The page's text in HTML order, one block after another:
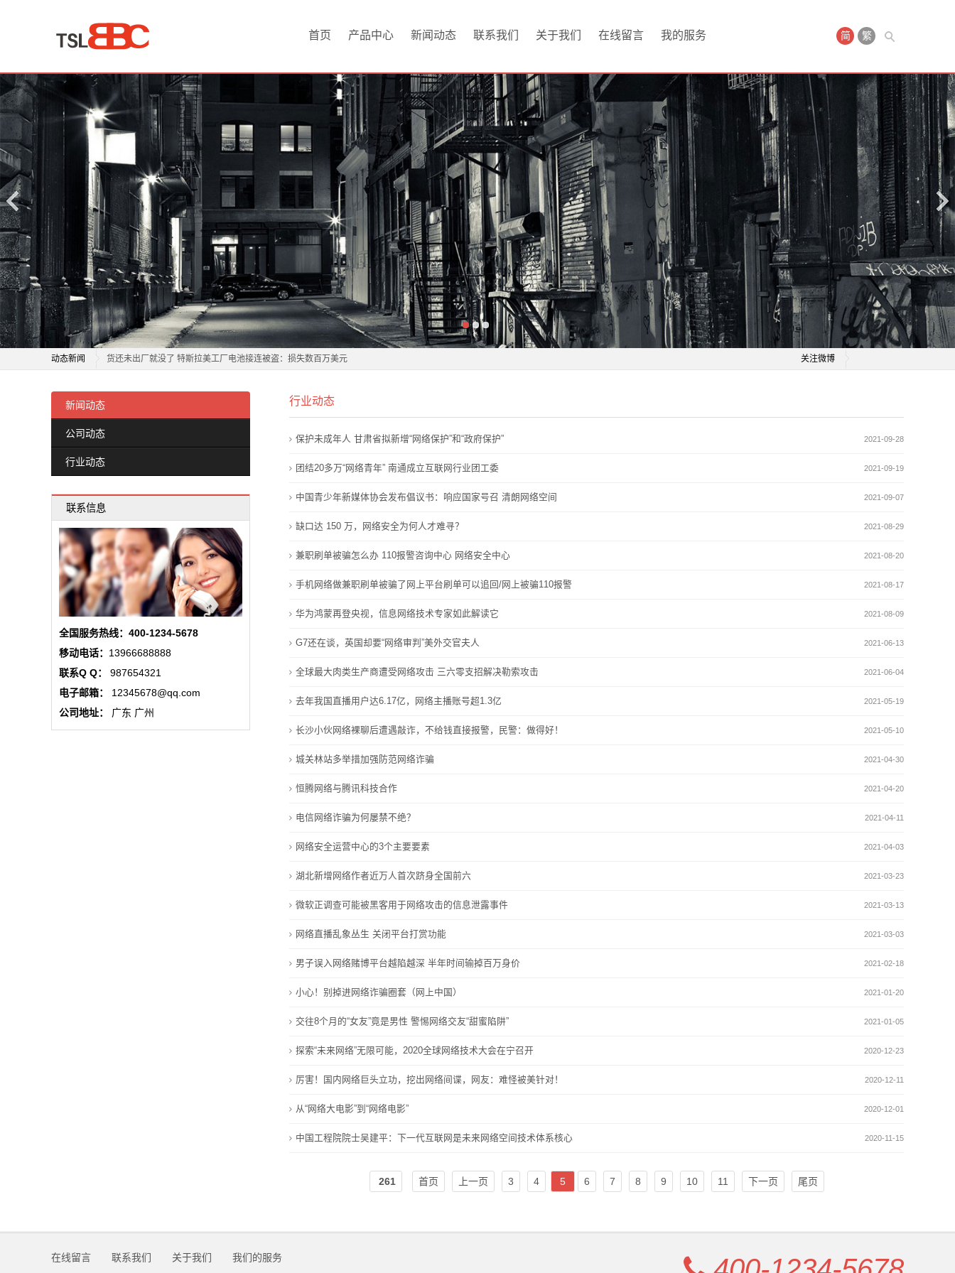
简 繁
首页 产品中心 新闻动态 联系我们 关于我们 在线留言 我的服务
关注微博
动态新闻
动力和储能电池行业账期治理再推进 多家企业积极响应
货还未出厂就没了 特斯拉美工厂电池接连被盗：损失数百万美元
商用车电池进入“AI时代”？亿纬锂能亮出开源电池4.0
补齐电动自行车锂电池回收“最后一公里”短板
货还未出厂就没了 特斯拉美工厂电池接连被盗：损失数百万美元
2026年6月锂电行业景气度修复 工银锂电池ETF近期调整资金流出
固态电池阶梯式商业化共识达成 钠电告别单一低价叙事
宁德时代“超级科技日”将于4月21日举办 电池新技术投资机遇凸显
补齐电动自行车锂电池回收“最后一公里”短板
新闻动态
公司动态
行业动态
联系信息
全国服务热线：400-1234-5678
移动电话： 13966688888
联系Q Q： 987654321
电子邮箱： 12345678@qq.com
公司地址： 广东 广州
行业动态
2021-09-28
保护未成年人 甘肃省拟新增“网络保护”和“政府保护”
2021-09-19
团结20多万“网络青年” 南通成立互联网行业团工委
2021-09-07
中国青少年新媒体协会发布倡议书：响应国家号召 清朗网络空间
2021-08-29
缺口达 150 万，网络安全为何人才难寻？
2021-08-20
兼职刷单被骗怎么办 110报警咨询中心 网络安全中心
2021-08-17
手机网络做兼职刷单被骗了网上平台刷单可以追回/网上被骗110报警
2021-08-09
华为鸿蒙再登央视，信息网络技术专家如此解读它
2021-06-13
G7还在谈，英国却要“网络审判”美外交官夫人
2021-06-04
全球最大肉类生产商遭受网络攻击 三六零支招解决勒索攻击
2021-05-19
去年我国直播用户达6.17亿，网络主播账号超1.3亿
2021-05-10
长沙小伙网络裸聊后遭遇敲诈，不给钱直接报警，民警：做得好！
2021-04-30
城关林站多举措加强防范网络诈骗
2021-04-20
恒腾网络与腾讯科技合作
2021-04-11
电信网络诈骗为何屡禁不绝？
2021-04-03
网络安全运营中心的3个主要要素
2021-03-23
湖北新增网络作者近万人首次跻身全国前六
2021-03-13
微软正调查可能被黑客用于网络攻击的信息泄露事件
2021-03-03
网络直播乱象丛生 关闭平台打赏功能
2021-02-18
男子误入网络赌博平台越陷越深 半年时间输掉百万身价
2021-01-20
小心！别掉进网络诈骗圈套（网上中国）
2021-01-05
交往8个月的“女友”竟是男性 警惕网络交友“甜蜜陷阱”
2020-12-23
探索“未来网络”无限可能，2020全球网络技术大会在宁召开
2020-12-11
厉害！国内网络巨头立功，挖出网络间谍，网友：难怪被美针对！
2020-12-01
从“网络大电影”到“网络电影”
2020-11-15
中国工程院院士吴建平：下一代互联网是未来网络空间技术体系核心
261 首页 上一页 3 4 5 6 7 8 9 10 11 下一页 尾页
在线留言 联系我们 关于我们 我们的服务
产
品
心
蓄
电
池
锂
电
池